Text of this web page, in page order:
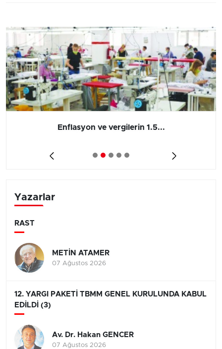
Enflasyon ve vergilerin 1.5...
Yazarlar
RAST
METİN ATAMER
07 Ağustos 2026
12. YARGI PAKETİ TBMM GENEL KURULUNDA KABUL
EDİLDİ (3)
Av. Dr. Hakan GENCER
07 Ağustos 2026